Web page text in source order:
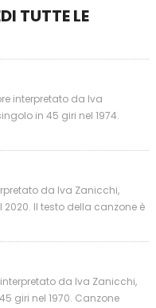
TUTTE LE
interpretato da Iva
in 45 giri nel 1974.
da Iva Zanicchi,
Il testo della canzone è
da Iva Zanicchi,
giri nel 1970. Canzone